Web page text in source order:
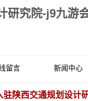
研究院-j9九游
留言 新闻中心
陕西交通规划设计